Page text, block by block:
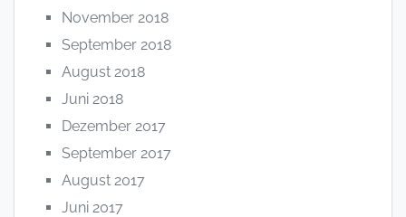
November 2018
September 2018
August 2018
Juni 2018
Dezember 2017
September 2017
August 2017
Juni 2017